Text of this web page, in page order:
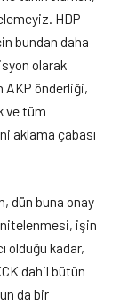
HDP
bundan daha
olarak
AKP önderliği,
ve tüm
aklama çabası
dün buna onay
nitelenmesi, işin
olduğu kadar,
dahil bütün
da bir